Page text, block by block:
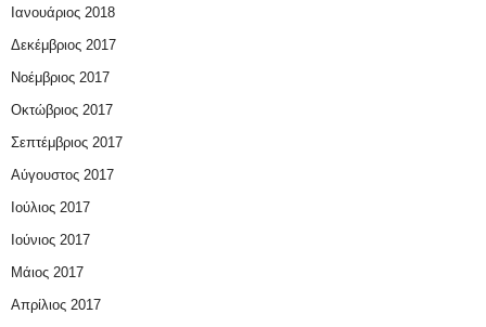
Ιανουάριος 2018
Δεκέμβριος 2017
Νοέμβριος 2017
Οκτώβριος 2017
Σεπτέμβριος 2017
Αύγουστος 2017
Ιούλιος 2017
Ιούνιος 2017
Μάιος 2017
Απρίλιος 2017